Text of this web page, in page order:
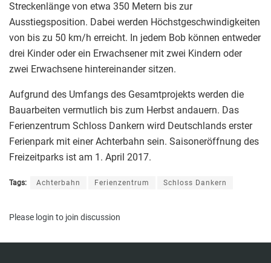
Streckenlänge von etwa 350 Metern bis zur
Ausstiegsposition. Dabei werden Höchstgeschwindigkeiten
von bis zu 50 km/h erreicht. In jedem Bob können entweder
drei Kinder oder ein Erwachsener mit zwei Kindern oder
zwei Erwachsene hintereinander sitzen.
Aufgrund des Umfangs des Gesamtprojekts werden die
Bauarbeiten vermutlich bis zum Herbst andauern. Das
Ferienzentrum Schloss Dankern wird Deutschlands erster
Ferienpark mit einer Achterbahn sein. Saisoneröffnung des
Freizeitparks ist am 1. April 2017.
Tags: Achterbahn Ferienzentrum Schloss Dankern
Please login to join discussion